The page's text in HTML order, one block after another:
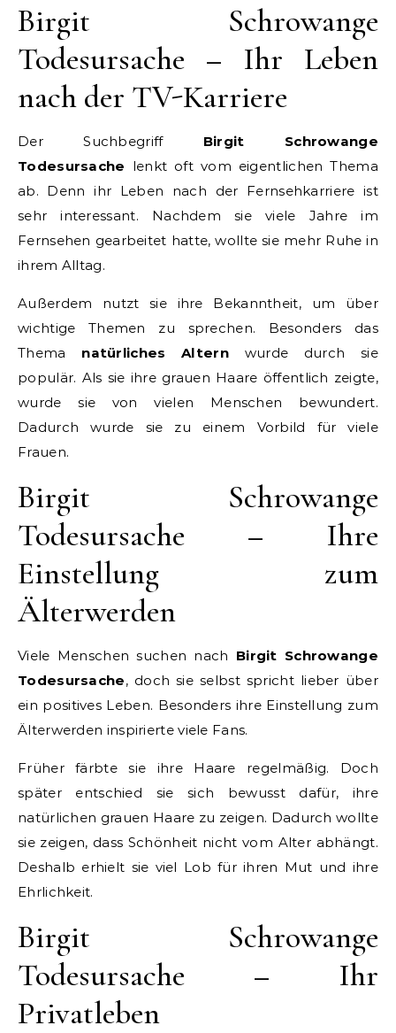
Birgit Schrowange
Todesursache – Ihr Leben
nach der TV-Karriere
Der Suchbegriff Birgit Schrowange
Todesursache lenkt oft vom eigentlichen Thema
ab. Denn ihr Leben nach der Fernsehkarriere ist
sehr interessant. Nachdem sie viele Jahre im
Fernsehen gearbeitet hatte, wollte sie mehr Ruhe in
ihrem Alltag.
Außerdem nutzt sie ihre Bekanntheit, um über
wichtige Themen zu sprechen. Besonders das
Thema natürliches Altern wurde durch sie
populär. Als sie ihre grauen Haare öffentlich zeigte,
wurde sie von vielen Menschen bewundert.
Dadurch wurde sie zu einem Vorbild für viele
Frauen.
Birgit Schrowange
Todesursache – Ihre
Einstellung zum
Älterwerden
Viele Menschen suchen nach Birgit Schrowange
Todesursache, doch sie selbst spricht lieber über
ein positives Leben. Besonders ihre Einstellung zum
Älterwerden inspirierte viele Fans.
Früher färbte sie ihre Haare regelmäßig. Doch
später entschied sie sich bewusst dafür, ihre
natürlichen grauen Haare zu zeigen. Dadurch wollte
sie zeigen, dass Schönheit nicht vom Alter abhängt.
Deshalb erhielt sie viel Lob für ihren Mut und ihre
Ehrlichkeit.
Birgit Schrowange
Todesursache – Ihr
Privatleben